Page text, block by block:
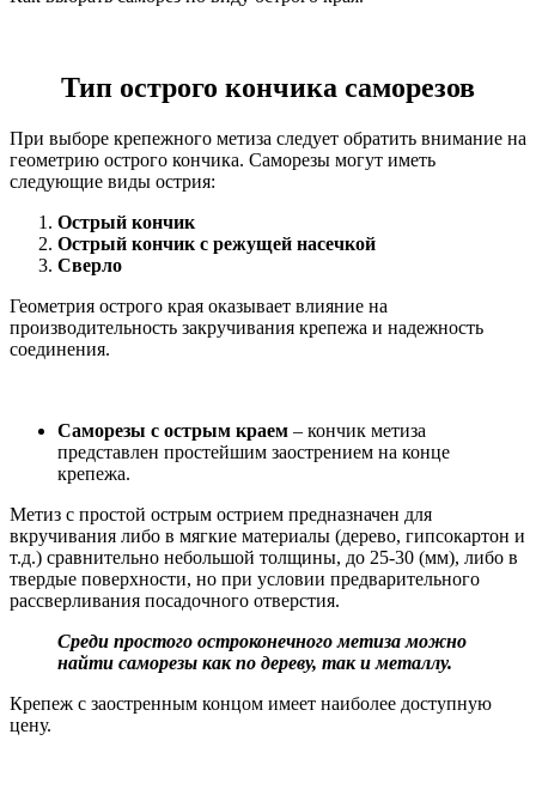
Тип острого кончика саморезов
При выборе крепежного метиза следует обратить внимание на
геометрию острого кончика. Саморезы могут иметь
следующие виды острия:
Острый кончик
Острый кончик с режущей насечкой
Сверло
Геометрия острого края оказывает влияние на
производительность закручивания крепежа и надежность
соединения.
Саморезы с острым краем – кончик метиза
представлен простейшим заострением на конце
крепежа.
Метиз с простой острым острием предназначен для
вкручивания либо в мягкие материалы (дерево, гипсокартон и
т.д.) сравнительно небольшой толщины, до 25-30 (мм), либо в
твердые поверхности, но при условии предварительного
рассверливания посадочного отверстия.
Среди простого остроконечного метиза можно
найти саморезы как по дереву, так и металлу.
Крепеж с заостренным концом имеет наиболее доступную
цену.